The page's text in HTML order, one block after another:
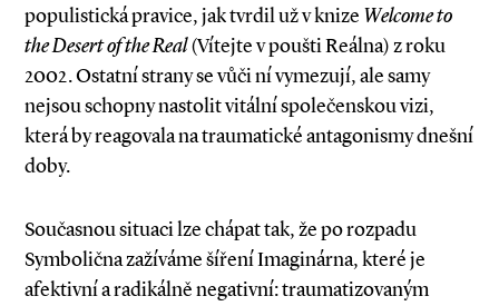
populistická pravice, jak tvrdil už v knize Welcome to
the Desert of the Real(Vítejte v poušti Reálna) z roku
2002. Ostatní strany se vůči ní vymezují, ale samy
nejsou schopny nastolit vitální společenskou vizi,
která by reagovala na traumatické antagonismy dnešní
doby.
Současnou situaci lze chápat tak, že po rozpadu
Symbolična zažíváme šíření Imaginárna, které je
afektivní a radikálně negativní: traumatizovaným